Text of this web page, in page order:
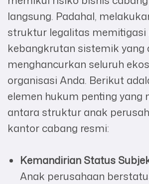
langsung. Padahal,
struktur legalitas memitigasi
kebangkrutan sistemik yang
menghancurkan seluruh
organisasi Anda. Berikut
elemen hukum penting yang
antara struktur anak
kantor cabang resmi:
Kemandirian Status
Anak perusahaan